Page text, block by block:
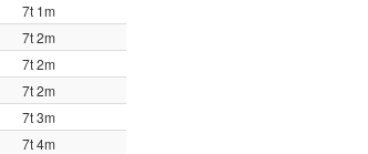
7t 1m
7t 2m
7t 2m
7t 2m
7t 3m
7t 4m